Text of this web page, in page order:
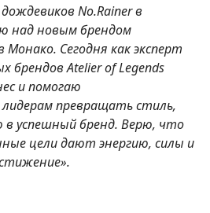
No.Rainer в
над новым брендом
Сегодня как эксперт
брендов Atelier of Legends
и помогаю
превращать стиль,
в успешный бренд. Верю, что
цели дают энергию, силы и